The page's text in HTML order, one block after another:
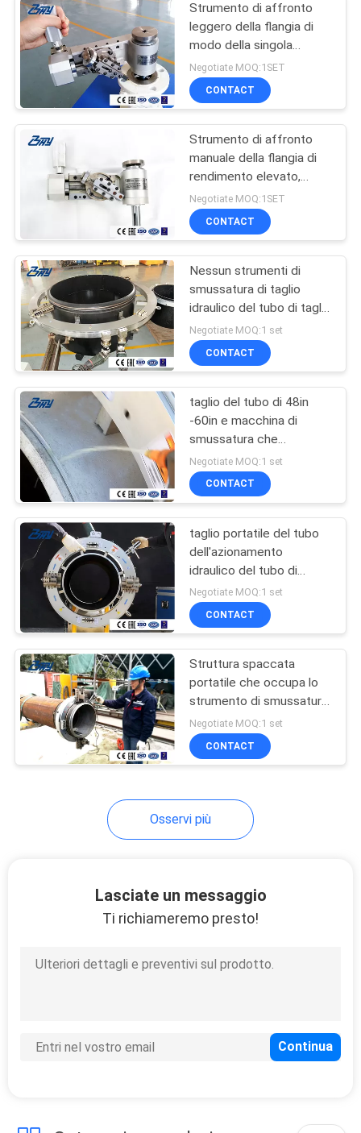
Strumento di affronto
leggero della flangia di
modo della singola
persona per i tubi, valvole
Negotiate MOQ:1SET
CONTACT
Strumento di affronto
manuale della flangia di
rendimento elevato,
tempo di impiego lungo
del Facer della flangia
Negotiate MOQ:1SET
CONTACT
Nessun strumenti di
smussatura di taglio
idraulico del tubo di taglio
a freddo della scintilla
per process engineering
Negotiate MOQ:1 set
CONTACT
taglio del tubo di 48in
-60in e macchina di
smussatura che
elaborano i vari tubi
Negotiate MOQ:1 set
CONTACT
taglio portatile del tubo
dell'azionamento
idraulico del tubo di
1200mm e tipo
smussato di smussatura
della macchina vario
Negotiate MOQ:1 set
CONTACT
Struttura spaccata
portatile che occupa lo
strumento di smussatura
del piccolo tubo dello
spazio
Negotiate MOQ:1 set
CONTACT
Osservi più
Lasciate un messaggio
Ti richiameremo presto!